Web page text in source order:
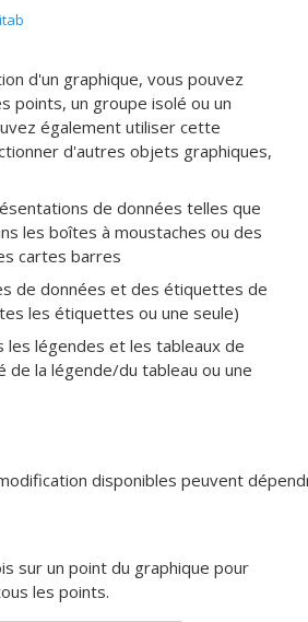
d'un graphique, vous pouvez
points, un groupe isolé ou un
également utiliser cette
d'autres objets graphiques,
de données telles que
les boîtes à moustaches ou des
cartes barres
de données et des étiquettes de
les étiquettes ou une seule)
les légendes et les tableaux de
la légende/du tableau ou une
disponibles peuvent
sur un point du graphique pour
les points.